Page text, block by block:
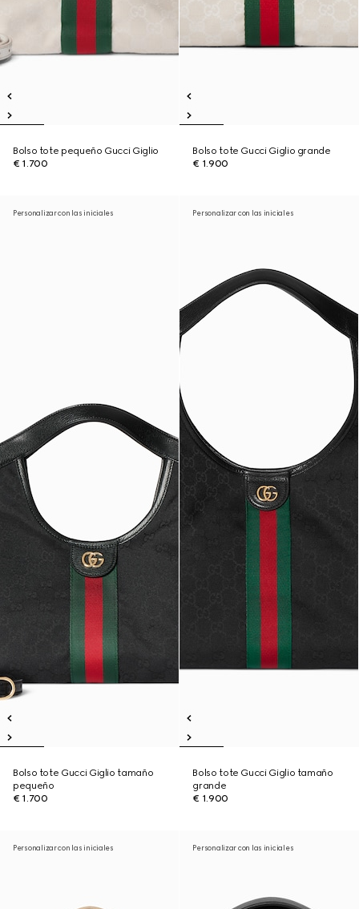
Bolso tote pequeño Gucci Giglio
€ 1.700
Bolso tote Gucci Giglio grande
€ 1.900
Personalizar con las iniciales
Bolso tote Gucci Giglio tamaño
pequeño
€ 1.700
Personalizar con las iniciales
Bolso tote Gucci Giglio tamaño
grande
€ 1.900
Personalizar con las iniciales Personalizar con las iniciales